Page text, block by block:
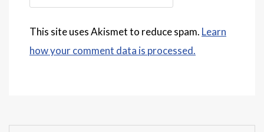
This site uses Akismet to reduce spam. Learn
how your comment data is processed.